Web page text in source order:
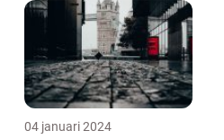
04 januari 2024